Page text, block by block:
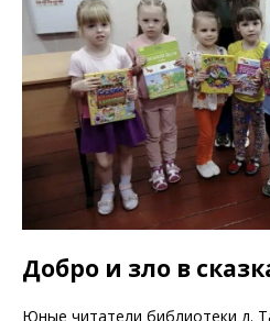
Добро и зло в
Юные читатели библиотеки д.